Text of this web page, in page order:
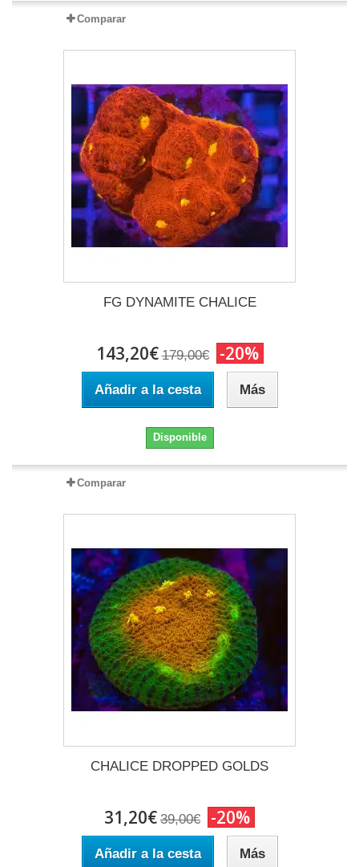
Comparar
FG DYNAMITE CHALICE
143,20€ 179,00€ -20%
Añadir a la cesta Más
Disponible
Comparar
CHALICE DROPPED GOLDS
31,20€ 39,00€ -20%
Añadir a la cesta Más